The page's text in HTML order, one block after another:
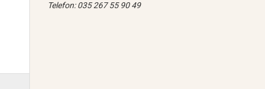
Telefon: 035 267 55 90 49